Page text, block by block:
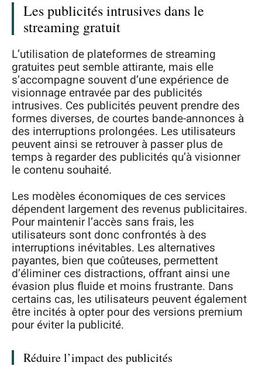
Les publicités intrusives dans le
streaming gratuit
L’utilisation de plateformes de streaming
gratuites peut semble attirante, mais elle
s’accompagne souvent d’une expérience de
visionnage entravée par des publicités
intrusives. Ces publicités peuvent prendre des
formes diverses, de courtes bande-annonces à
des interruptions prolongées. Les utilisateurs
peuvent ainsi se retrouver à passer plus de
temps à regarder des publicités qu’à visionner
le contenu souhaité.
Les modèles économiques de ces services
dépendent largement des revenus publicitaires.
Pour maintenir l’accès sans frais, les
utilisateurs sont donc confrontés à des
interruptions inévitables. Les alternatives
payantes, bien que coûteuses, permettent
d’éliminer ces distractions, offrant ainsi une
évasion plus fluide et moins frustrante. Dans
certains cas, les utilisateurs peuvent également
être incités à opter pour des versions premium
pour éviter la publicité.
Réduire l’impact des publicités